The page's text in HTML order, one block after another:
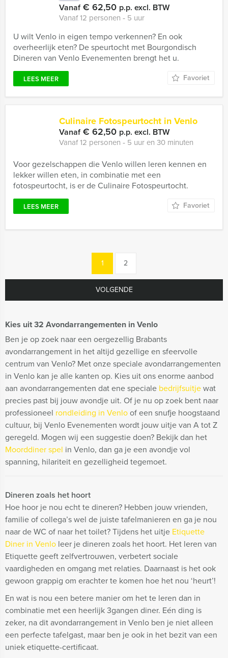
Kies uit 32 Avondarrangementen in Venlo
Ben je op zoek naar een oergezellig Brabants
avondarrangement in het altijd gezellige en sfeervolle
centrum van Venlo? Met onze speciale avondarrangementen
in Venlo kan je alle kanten op. Kies uit ons enorme aanbod
aan avondarrangementen dat ene speciale bedrijfsuitjewat
precies past bij jouw avondje uit. Of je nu op zoek bent naar
professioneel rondleiding in Venloof een snufje hoogstaand
cultuur, bij Venlo Evenementen wordt jouw uitje van A tot Z
geregeld. Mogen wij een suggestie doen? Bekijk dan het
Moorddiner spel in Venlo, dan ga je een avondje vol
spanning, hilariteit en gezelligheid tegemoet.
Vanaf€ 62,50 p.p. excl. BTW
Vanaf 12 personen ‐ 5 uur
U wilt Venlo in eigen tempo verkennen? En ook
overheerlijk eten? De speurtocht met Bourgondisch
Dineren van Venlo Evenementen brengt het u.
LEES MEER Favoriet
Culinaire Fotospeurtocht in Venlo
Vanaf€ 62,50 p.p. excl. BTW
Vanaf 12 personen ‐ 5 uur en 30 minuten
Voor gezelschappen die Venlo willen leren kennen en
lekker willen eten, in combinatie met een
fotospeurtocht, is er de Culinaire Fotospeurtocht.
LEES MEER Favoriet
1 2
VOLGENDE
Dineren zoals het hoort
Hoe hoor je nou echt te dineren? Hebben jouw vrienden,
familie of collega’s wel de juiste tafelmanieren en ga je nou
naar de WC of naar het toilet? Tijdens het uitje Etiquette
Diner in Venlo leer je dineren zoals het hoort. Het leren van
Etiquette geeft zelfvertrouwen, verbetert sociale
vaardigheden en omgang met relaties. Daarnaast is het ook
gewoon grappig om erachter te komen hoe het nou ‘heurt’!
En wat is nou een betere manier om het te leren dan in
combinatie met een heerlijk 3gangen diner. Eén ding is
zeker, na dit avondarrangement in Venlo ben je niet alleen
een perfecte tafelgast, maar ben je ook in het bezit van een
uniek etiquette-certificaat.